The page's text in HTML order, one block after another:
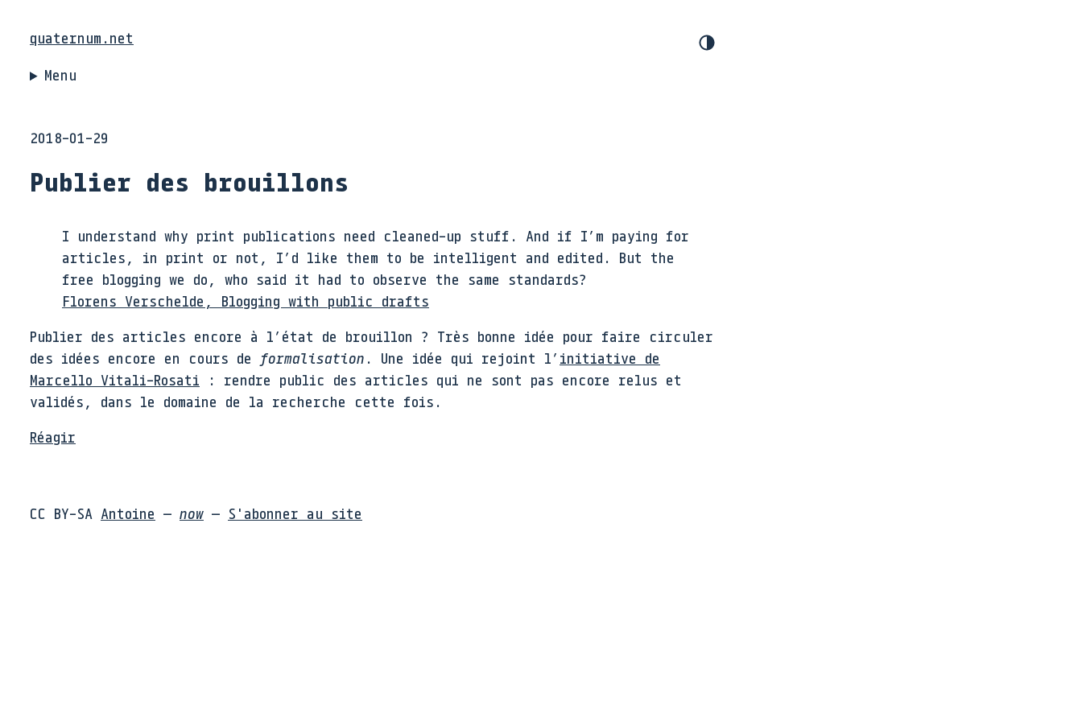
quaternum.net
Menu
2018-01-29
Publier des brouillons
I understand why print publications need cleaned-up stuff. And if I’m paying for
articles, in print or not, I’d like them to be intelligent and edited. But the
free blogging we do, who said it had to observe the same standards?
Florens Verschelde, Blogging with public drafts
Publier des articles encore à l’état de brouillon ? Très bonne idée pour faire circuler
des idées encore en cours de formalisation . Une idée qui rejoint l’ initiative de
Marcello Vitali-Rosati : rendre public des articles qui ne sont pas encore relus et
validés, dans le domaine de la recherche cette fois.
Réagir
CC BY-SA Antoine — now — S'abonner au site